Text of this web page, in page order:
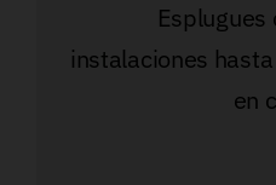
instalaciones
en